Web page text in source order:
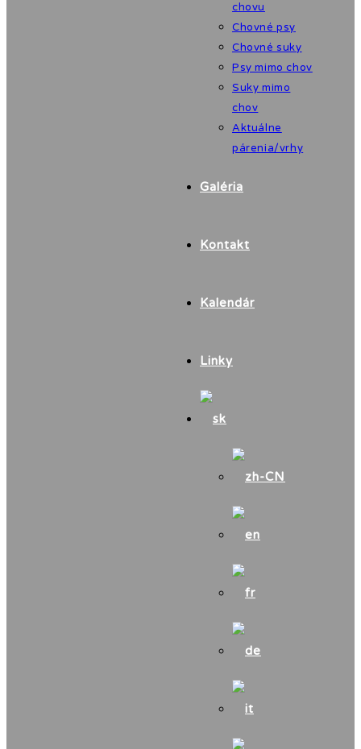
chovu
Chovné psy
Chovné suky
Psy mimo chov
Suky mimo
chov
Aktuálne
párenia/vrhy
Galéria
Kontakt
Kalendár
Linky